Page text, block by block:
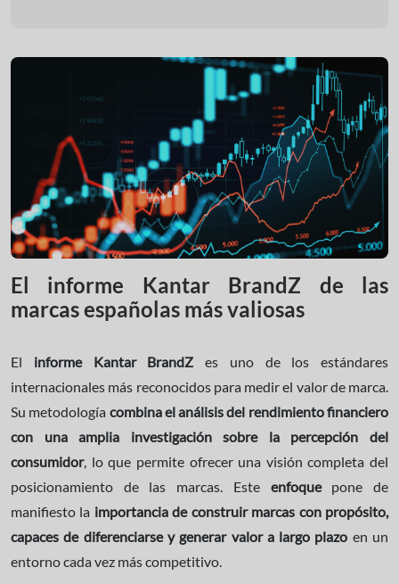
El informe Kantar BrandZ de las
marcas españolas más valiosas
El informe Kantar BrandZ es uno de los estándares
internacionales más reconocidos para medir el valor de marca.
Su metodología combina el análisis del rendimiento financiero
con una amplia investigación sobre la percepción del
consumidor, lo que permite ofrecer una visión completa del
posicionamiento de las marcas. Este enfoquepone de
manifiesto la importancia de construir marcas con propósito,
capaces de diferenciarse y generar valor a largo plazo en un
entorno cada vez más competitivo.